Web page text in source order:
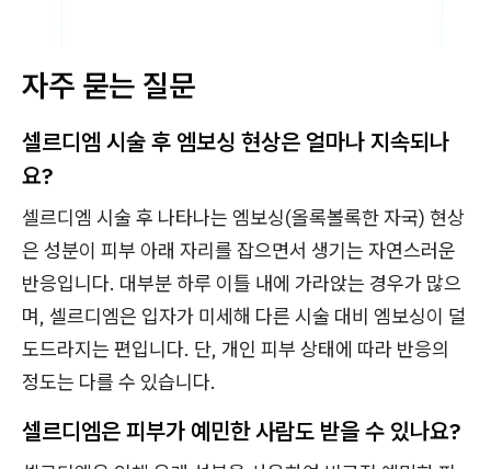
자주 묻는 질문
셀르디엠 시술 후 엠보싱 현상은 얼마나 지속되나
요?
셀르디엠 시술 후 나타나는 엠보싱(올록볼록한 자국) 현상
은 성분이 피부 아래 자리를 잡으면서 생기는 자연스러운
반응입니다. 대부분 하루 이틀 내에 가라앉는 경우가 많으
며, 셀르디엠은 입자가 미세해 다른 시술 대비 엠보싱이 덜
도드라지는 편입니다. 단, 개인 피부 상태에 따라 반응의
정도는 다를 수 있습니다.
셀르디엠은 피부가 예민한 사람도 받을 수 있나요?